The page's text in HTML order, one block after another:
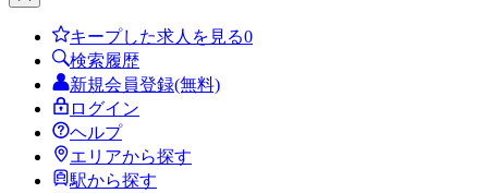
キープした求人を見る0
検索履歴
新規会員登録(無料)
ログイン
ヘルプ
エリアから探す
駅から探す